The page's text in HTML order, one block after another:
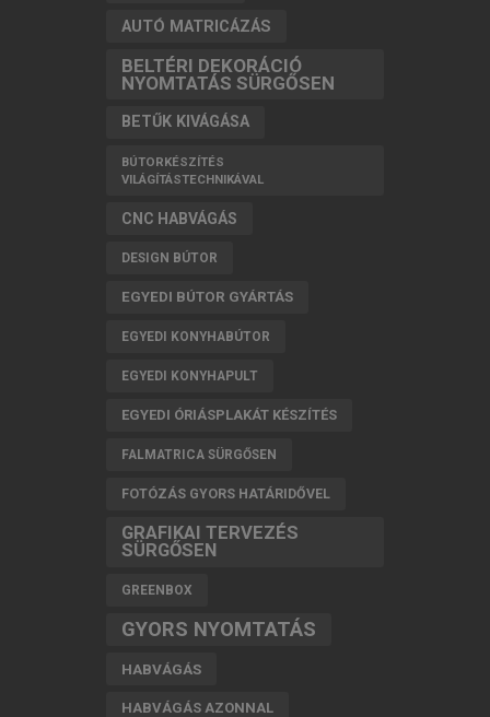
AUTÓ MATRICÁZÁS
BELTÉRI DEKORÁCIÓ
NYOMTATÁS SÜRGŐSEN
BETŰK KIVÁGÁSA
BÚTORKÉSZÍTÉS
VILÁGÍTÁSTECHNIKÁVAL
CNC HABVÁGÁS
DESIGN BÚTOR
EGYEDI BÚTOR GYÁRTÁS
EGYEDI KONYHABÚTOR
EGYEDI KONYHAPULT
EGYEDI ÓRIÁSPLAKÁT KÉSZÍTÉS
FALMATRICA SÜRGŐSEN
FOTÓZÁS GYORS HATÁRIDŐVEL
GRAFIKAI TERVEZÉS
SÜRGŐSEN
GREENBOX
GYORS NYOMTATÁS
HABVÁGÁS
HABVÁGÁS AZONNAL